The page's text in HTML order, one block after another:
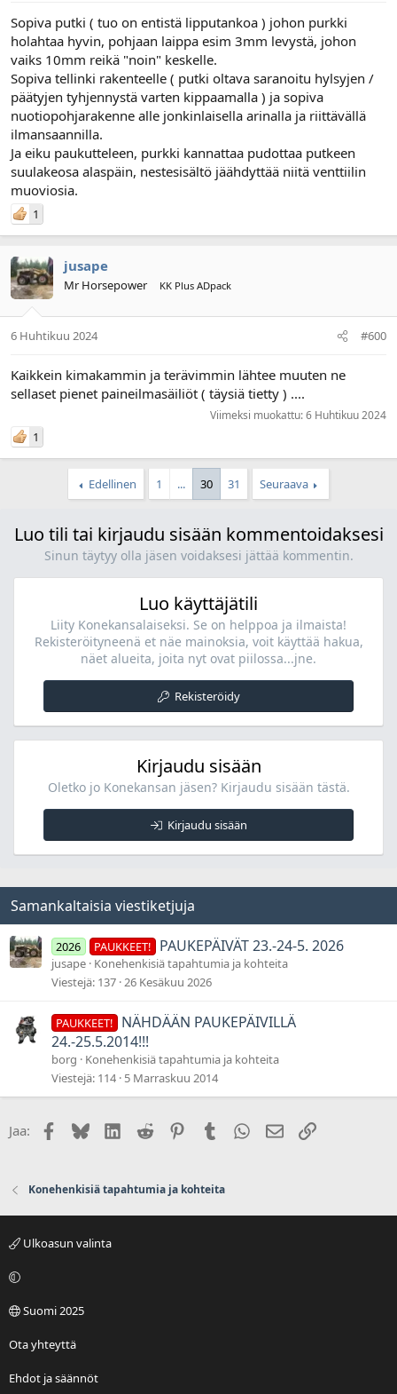
Sopiva putki ( tuo on entistä lipputankoa ) johon purkki
holahtaa hyvin, pohjaan laippa esim 3mm levystä, johon
vaiks 10mm reikä "noin" keskelle.
Sopiva tellinki rakenteelle ( putki oltava saranoitu hylsyjen /
päätyjen tyhjennystä varten kippaamalla ) ja sopiva
nuotiopohjarakenne alle jonkinlaisella arinalla ja riittävällä
ilmansaannilla.
Ja eiku paukutteleen, purkki kannattaa pudottaa putkeen
suulakeosa alaspäin, nestesisältö jäähdyttää niitä venttiilin
muoviosia.
1
jusape
Mr Horsepower KK Plus ADpack
6 Huhtikuu 2024 #600
Kaikkein kimakammin ja terävimmin lähtee muuten ne
sellaset pienet paineilmasäiliöt ( täysiä tietty ) ....
Viimeksi muokattu:6 Huhtikuu 2024
1
Edellinen 1 ... 30 31 Seuraava
Luo tili tai kirjaudu sisään kommentoidaksesi
Sinun täytyy olla jäsen voidaksesi jättää kommentin.
Luo käyttäjätili
Liity Konekansalaiseksi. Se on helppoa ja ilmaista!
Rekisteröityneenä et näe mainoksia, voit käyttää hakua,
näet alueita, joita nyt ovat piilossa...jne.
Rekisteröidy
Kirjaudu sisään
Oletko jo Konekansan jäsen? Kirjaudu sisään tästä.
Kirjaudu sisään
Samankaltaisia viestiketjuja
2026 PAUKKEET! PAUKEPÄIVÄT 23.-24-5. 2026
jusape Konehenkisiä tapahtumia ja kohteita
Viestejä 137 26 Kesäkuu 2026
PAUKKEET!
NÄHDÄÄN PAUKEPÄIVILLÄ
24.-25.5.2014!!!
borg
Konehenkisiä tapahtumia ja kohteita
Viestejä 114 5 Marraskuu 2014
Jaa: Facebook
BlueskyLinkedIn
Reddit PinterestTumblr WhatsApp
Sähköposti
Linkki
Konehenkisiä tapahtumia ja kohteita
Ulkoasun valinta
Suomi 2025
Ota yhteyttä
Ehdot ja säännöt